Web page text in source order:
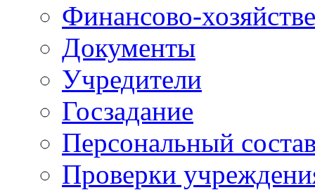
Финансово-
Документы
Учредители
Госзадание
Персональный
Проверки